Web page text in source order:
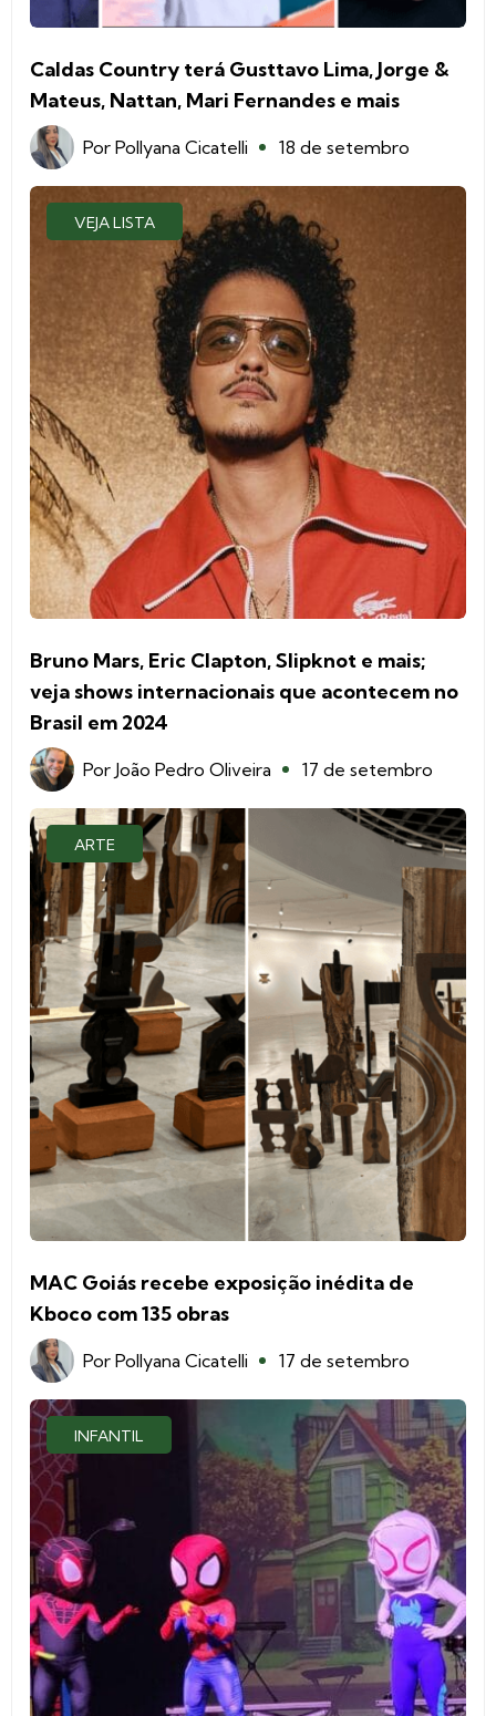
Caldas Country terá Gusttavo Lima, Jorge &
Mateus, Nattan, Mari Fernandes e mais
Por Pollyana Cicatelli 18 de setembro
VEJA LISTA
Bruno Mars, Eric Clapton, Slipknot e mais;
veja shows internacionais que acontecem no
Brasil em 2024
Por João Pedro Oliveira 17 de setembro
ARTE
MAC Goiás recebe exposição inédita de
Kboco com 135 obras
Por Pollyana Cicatelli 17 de setembro
INFANTIL